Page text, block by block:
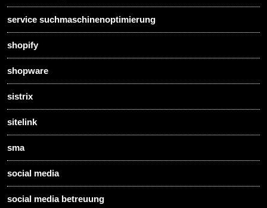
service suchmaschinenoptimierung
shopify
shopware
sistrix
sitelink
sma
social media
social media betreuung